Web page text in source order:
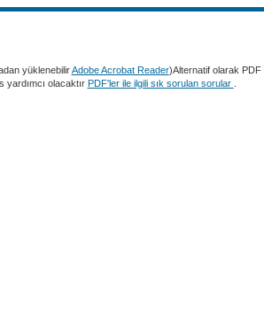
yüklenebilirAdobe Acrobat Reader)Alternatif olarak PDF
yardımcı olacaktır PDF'ler ile ilgili sık sorulan sorular